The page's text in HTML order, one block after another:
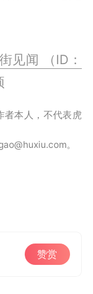
见闻 （ID：
者本人，不代表虎
。
赞赏